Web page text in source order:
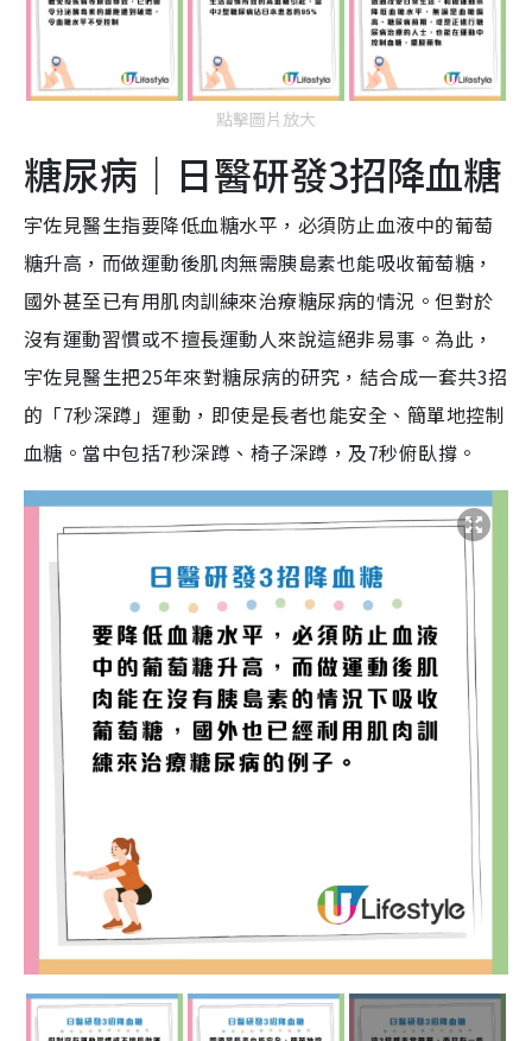
點擊圖片放大
糖尿病｜日醫研發3招降血糖
宇佐見醫生指要降低血糖水平，必須防止血液中的葡萄
糖升高，而做運動後肌肉無需胰島素也能吸收葡萄糖，
國外甚至已有用肌肉訓練來治療糖尿病的情況。但對於
沒有運動習慣或不擅長運動人來說這絕非易事。為此，
宇佐見醫生把25年來對糖尿病的研究，結合成一套共3招
的「7秒深蹲」運動，即使是長者也能安全、簡單地控制
血糖。當中包括7秒深蹲、椅子深蹲，及7秒俯臥撐。